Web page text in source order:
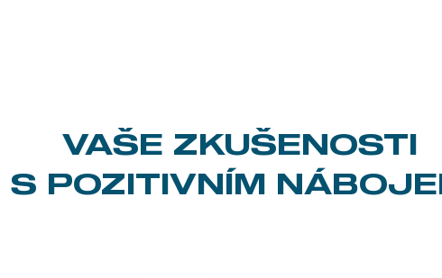
VAŠE ZKUŠENOSTI
S POZITIVNÍM